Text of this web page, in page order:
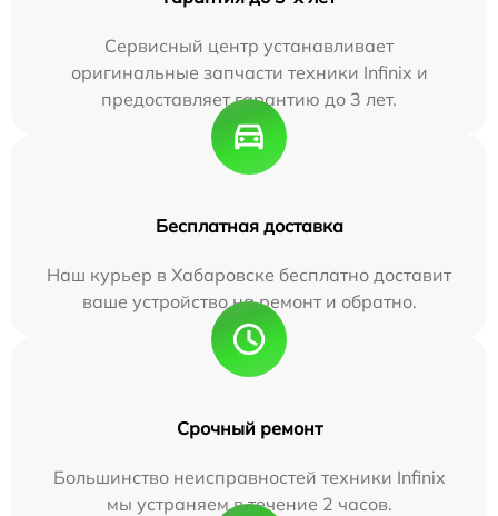
Сервисный центр устанавливает
оригинальные запчасти техники Infinix и
предоставляет гарантию до 3 лет.
Бесплатная доставка
Наш курьер в Хабаровске бесплатно доставит
ваше устройство на ремонт и обратно.
Срочный ремонт
Большинство неисправностей техники Infinix
мы устраняем в течение 2 часов.